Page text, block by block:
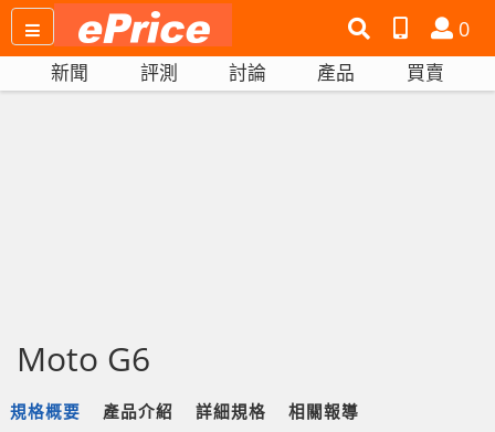
搜
尋
產
品
比
會
員
0
新聞 評測 討論 產品 買賣
Moto G6
規格概要 產品介紹 詳細規格 相關報導